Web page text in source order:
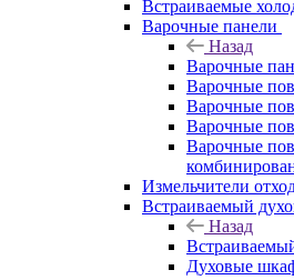
Встраиваемые
Варочные панели
Назад
Варочные
Варочные
Варочные
Варочные
Варочные
Измельчители
Встраиваемый
Назад
Духовые